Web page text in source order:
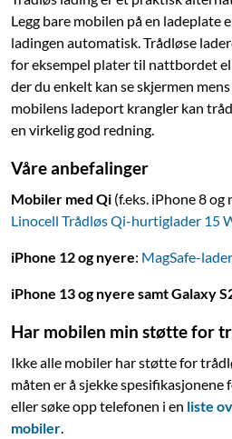
Legg bare mobilen på en ladeplate
ladingen automatisk. Trådløse
for eksempel plater til nattbordet
der du enkelt kan se skjermen
mobilens ladeport krangler kan
en virkelig god redning.
Våre anbefalinger
Mobiler med Qi (f.eks. iPhone 8 og
Linocell Trådløs Qi-hurtiglader 15
iPhone 12 og nyere: MagSafe-lader
iPhone 13 og nyere samt Galaxy
Har mobilen min støtte for
Ikke alle mobiler har støtte for
måten er å sjekke spesifikasjonene
eller søke opp telefonen i en liste
mobiler